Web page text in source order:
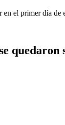
el primer día de